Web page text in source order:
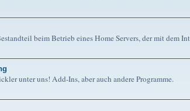
beim Betrieb eines Home Servers, der mit dem
unter uns! Add-Ins, aber auch andere Programme.